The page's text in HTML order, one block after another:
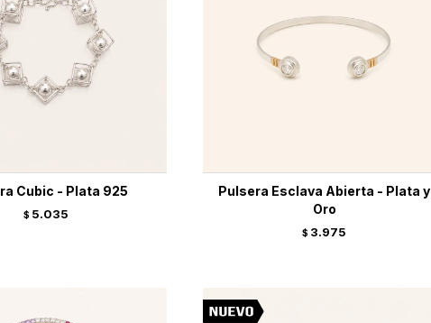
Cubic - Plata 925
$ 5.035
Pulsera Esclava Abierta - Plata y
Oro
$ 3.975